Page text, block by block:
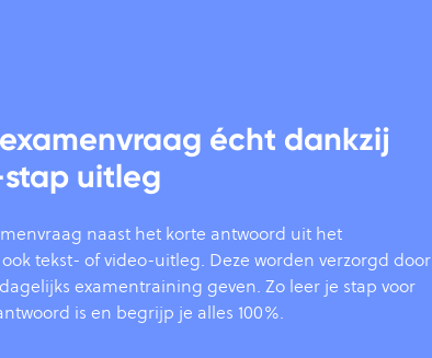
écht dankzij
uitleg
naast het korte antwoord uit het
tekst- of video-uitleg. Deze worden verzorgd door
examentraining geven. Zo leer je stap voor
is en begrijp je alles 100%.